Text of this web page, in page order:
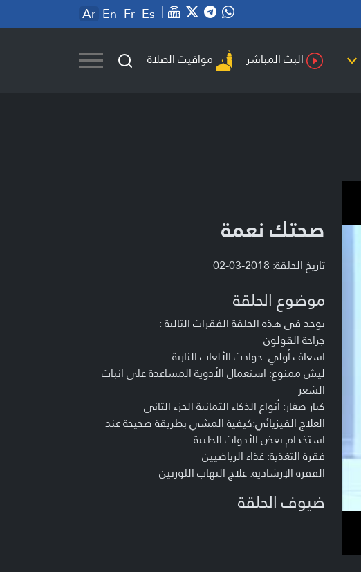
Ar En Fr Es
البث المباشر مواقيت الصلاة
صحتك نعمة
تاريخ الحلقة: 2018-03-02
موضوع الحلقة
يوجد في هذه الحلقة الفقرات التالية :
جراحة القولون
اسعاف أولي: حوادث الألعاب النارية
ليش ممنوع: استعمال الأدوية المساعدة على انبات
الشعر
كبار صغار: أنواع الذكاء الثمانية الجزء الثاني
العلاج الفيزيائي:كيفية المشي بطريقة صحيحة عند
استخدام بعض الأدوات الطبية
فقرة التغذية: غذاء الرياضيين
الفقرة الإرشادية: علاج التهاب اللوزتين
ضيوف الحلقة